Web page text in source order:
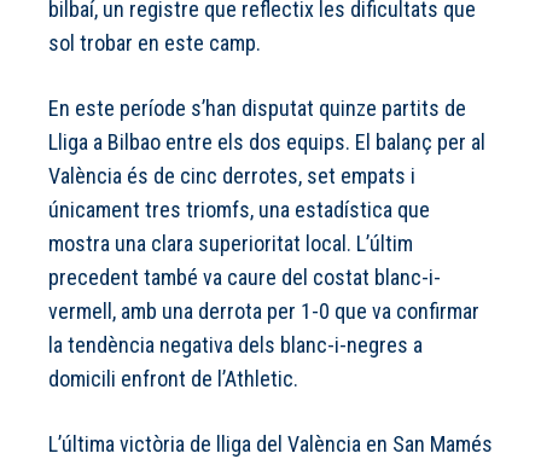
bilbaí, un registre que reflectix les dificultats que
sol trobar en este camp.
En este període s’han disputat quinze partits de
Lliga a Bilbao entre els dos equips. El balanç per al
València és de cinc derrotes, set empats i
únicament tres triomfs, una estadística que
mostra una clara superioritat local. L’últim
precedent també va caure del costat blanc-i-
vermell, amb una derrota per 1-0 que va confirmar
la tendència negativa dels blanc-i-negres a
domicili enfront de l’Athletic.
L’última victòria de lliga del València en San Mamés